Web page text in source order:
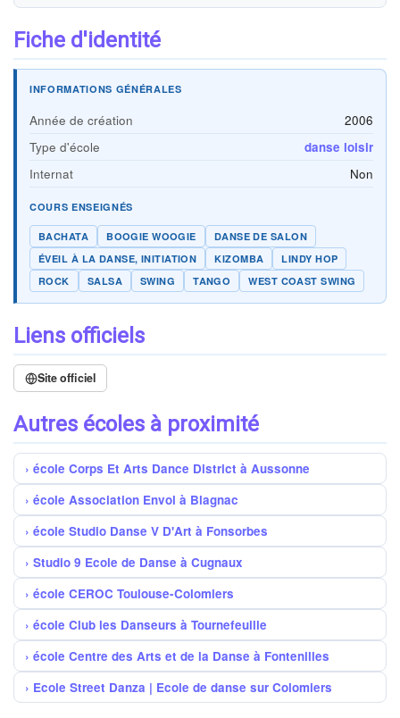
Fiche d'identité
INFORMATIONS GÉNÉRALES
Année de création
2006
Type d'école
danse loisir
Internat
Non
COURS ENSEIGNÉS
BACHATA BOOGIE WOOGIE
DANSE DE SALON
ÉVEIL À LA DANSE, INITIATION
KIZOMBA
LINDY HOP
ROCK
SALSA SWING TANGO WEST COAST SWING
Liens officiels
Site officiel
Autres écoles à proximité
école Corps Et Arts Dance District à Aussonne
école Association Envol à Blagnac
école Studio Danse V D'Art à Fonsorbes
Studio 9 Ecole de Danse à Cugnaux
école CEROC Toulouse-Colomiers
école Club les Danseurs à Tournefeuille
école Centre des Arts et de la Danse à Fontenilles
Ecole Street Danza | Ecole de danse sur Colomiers